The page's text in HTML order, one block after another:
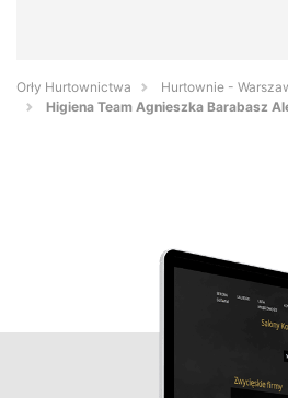
Orły Hurtownictwa
Hurtownie -
Higiena Team Agnieszka Barabasz